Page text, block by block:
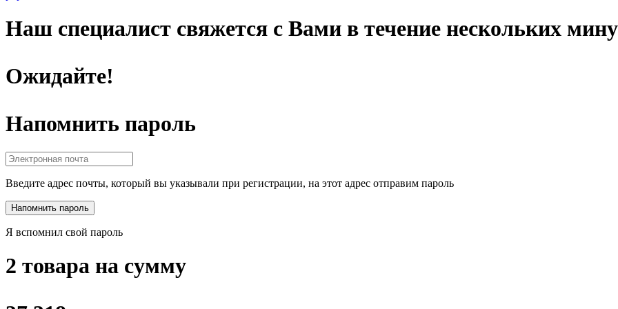
Наш специалист свяжется с Вами в течение нескольких
Ожидайте!
Напомнить пароль
Введите адрес почты, который вы указывали при регистрации, на этот адрес отправим пароль
Я вспомнил свой пароль
2 товара на сумму